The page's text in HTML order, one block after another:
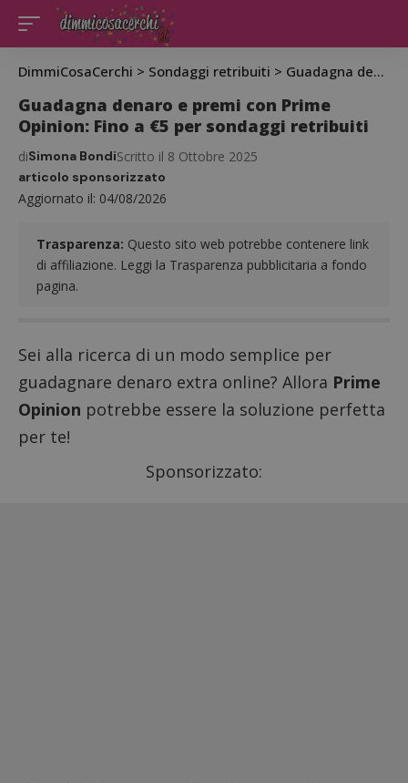
DimmiCosaCerchi > Sondaggi retribuiti > Guadagna denaro e premi con Prime Opinion: Fino a €5 per sondaggi retribuiti
Guadagna denaro e premi con Prime
Opinion: Fino a €5 per sondaggi retribuiti
Aggiornato il: 04/08/2026
diSimona BondiScritto il 8 Ottobre 2025
articolo sponsorizzato
Trasparenza: Questo sito web potrebbe contenere link
di affiliazione. Leggi la Trasparenza pubblicitaria a fondo
pagina.
Sei alla ricerca di un modo semplice per
guadagnare denaro extra online? Allora Prime
Opinion potrebbe essere la soluzione perfetta
per te!
Sponsorizzato: